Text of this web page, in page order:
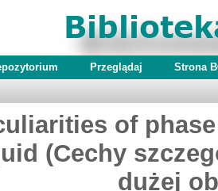
Przeglądaj Strona
of
(Cechy
dużej